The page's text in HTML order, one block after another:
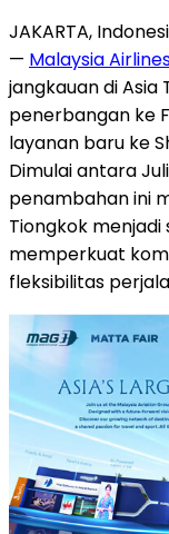
JAKARTA,
— Malaysia
jangkauan di
penerbangan ke
layanan baru ke
Dimulai antara
penambahan ini
Tiongkok
memperkuat
fleksibilitas